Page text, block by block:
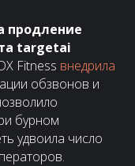
продление
targetai
Fitness внедрила
обзвонов и
бурном
удвоила число